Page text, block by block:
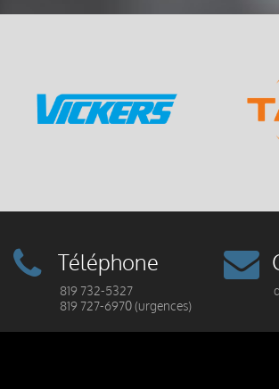
Téléphone
819 732-5327
819 727-6970 (urgences)